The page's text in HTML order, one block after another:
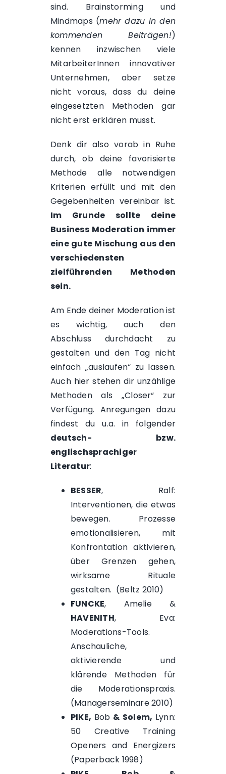
sind. Brainstorming und
Mindmaps (mehr dazu in den
kommenden Beiträgen!)
kennen inzwischen viele
MitarbeiterInnen innovativer
Unternehmen, aber setze
nicht voraus, dass du deine
eingesetzten Methoden gar
nicht erst erklären musst.
Denk dir also vorab in Ruhe
durch, ob deine favorisierte
Methode alle notwendigen
Kriterien erfüllt und mit den
Gegebenheiten vereinbar ist.
Im Grunde sollte deine
Business Moderation immer
eine gute Mischung aus den
verschiedensten
zielführenden Methoden
sein.
Am Ende deiner Moderation ist
es wichtig, auch den
Abschluss durchdacht zu
gestalten und den Tag nicht
einfach „auslaufen“ zu lassen.
Auch hier stehen dir unzählige
Methoden als „Closer“ zur
Verfügung. Anregungen dazu
findest du u.a. in folgender
deutsch- bzw.
englischsprachiger
Literatur:
BESSER, Ralf:
Interventionen, die etwas
bewegen. Prozesse
emotionalisieren, mit
Konfrontation aktivieren,
über Grenzen gehen,
wirksame Rituale
gestalten. (Beltz 2010)
FUNCKE, Amelie &
HAVENITH, Eva:
Moderations-Tools.
Anschauliche,
aktivierende und
klärende Methoden für
die Moderationspraxis.
(Managerseminare 2010)
PIKE, Bob & Solem, Lynn:
50 Creative Training
Openers and Energizers
(Paperback 1998)